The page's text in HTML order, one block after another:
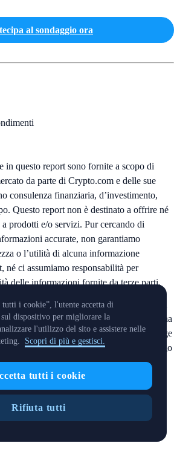
al sondaggio ora
in questo report sono fornite a scopo di
da parte di Crypto.com e delle sue
consulenza finanziaria, d’investimento,
Questo report non è destinato a offrire né
a prodotti e/o servizi. Pur cercando di
accurate, non garantiamo
o l’utilità di alcuna informazione
né ci assumiamo responsabilità per
delle informazioni fornite da terze parti.
né rivolto alla distribuzione o all’uso da
siano cittadini o residenti di, o situati in, una
o uso sarebbe contrario alla legge
a Crypto.com e/o alle sue affiliate l’obbligo
questo report sono marchi registrati dei
tutti i cookie”, l'utente accetta di
dispositivo per migliorare la
l'utilizzo del sito e assistere nelle
Scopri di più e gestisci.
tutti i cookie
Rifiuta tutti